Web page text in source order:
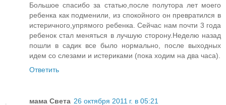
Большое спасибо за статью,после полутора лет моего
ребенка как подменили, из спокойного он превратился в
истеричного,упрямого ребенка. Сейчас нам почти 3 года
ребенок стал меняться в лучшую сторону.Неделю назад
пошли в садик все было нормально, после выходных
идем со слезами и истериками (пока ходим на два часа).
Ответить
мама Света 26 октября 2011 г. в 05:21